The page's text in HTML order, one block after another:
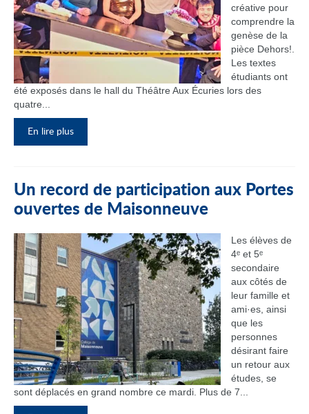
créative pour
comprendre la
genèse de la
pièce Dehors!.
Les textes
étudiants ont
été exposés dans le hall du Théâtre Aux Écuries lors des
quatre...
En lire plus
Un record de participation aux Portes
ouvertes de Maisonneuve
Les élèves de
4ᵉ et 5ᵉ
secondaire
aux côtés de
leur famille et
ami·es, ainsi
que les
personnes
désirant faire
un retour aux
études, se
sont déplacés en grand nombre ce mardi. Plus de 7...